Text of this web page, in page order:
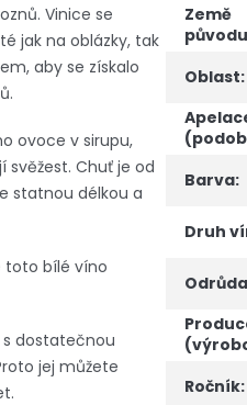
Vinice se
jak na oblázky, tak
aby se získalo
ovoce v sirupu,
svěžest. Chuť je od
statnou délkou a
toto bílé víno
s dostatečnou
jej můžete
Země
Oblast:
Barva:
Druh
Ročník: